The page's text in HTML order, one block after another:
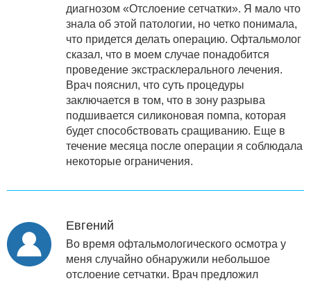
диагнозом «Отслоение сетчатки». Я мало что
знала об этой патологии, но четко понимала,
что придется делать операцию. Офтальмолог
сказал, что в моем случае понадобится
проведение экстрасклерального лечения.
Врач пояснил, что суть процедуры
заключается в том, что в зону разрыва
подшивается силиконовая помпа, которая
будет способствовать сращиванию. Еще в
течение месяца после операции я соблюдала
некоторые ограничения.
Евгений
Во время офтальмологического осмотра у
меня случайно обнаружили небольшое
отслоение сетчатки. Врач предложил